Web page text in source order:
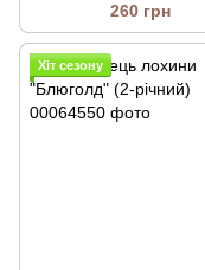
260 грн
Хіт сезону